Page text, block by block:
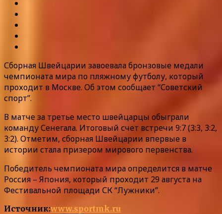
Сборная Швейцарии завоевала бронзовые медали
чемпионата мира по пляжному футболу, который
проходит в Москве. Об этом сообщает “Советский
спорт”.
В матче за третье место швейцарцы обыграли
команду Сенегала. Итоговый счет встречи 9:7 (3:3, 3:2,
3:2). Отметим, сборная Швейцарии впервые в
истории стала призером мирового первенства.
Победитель чемпионата мира определится в матче
Россия – Япония, который проходит 29 августа на
Фестивальной площади СК “Лужники”.
Источник:www.sportmk.ru